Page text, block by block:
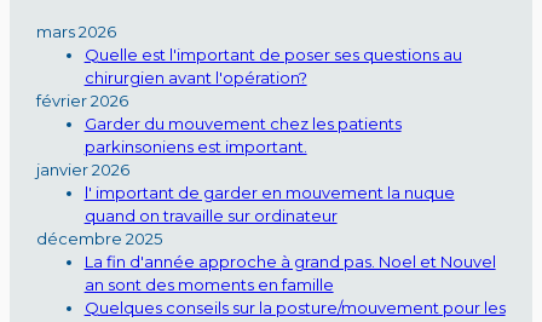
mars 2026
Quelle est l'important de poser ses questions au
chirurgien avant l'opération?
février 2026
Garder du mouvement chez les patients
parkinsoniens est important.
janvier 2026
l' important de garder en mouvement la nuque
quand on travaille sur ordinateur
décembre 2025
La fin d'année approche à grand pas. Noel et Nouvel
an sont des moments en famille
Quelques conseils sur la posture/mouvement pour les